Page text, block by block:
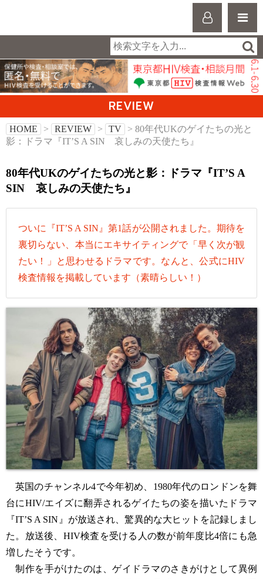
REVIEW
HOME > REVIEW > TV
> 80年代UKのゲイたちの光と
影：ドラマ『IT’S A SIN 哀しみの天使たち』
80年代UKのゲイたちの光と影：ドラマ『IT’S A
SIN 哀しみの天使たち』
ついに『IT’S A SIN』第1話が公開されました。期待を
裏切らない、本当にエキサイティングで「早く次が観
たい！」と思わせるドラマです。なんと、公式にHIV
検査情報を掲載しています（素晴らしい！）
英国のチャンネル4で今年初め、1980年代のロンドンを舞
台にHIV/エイズに翻弄されるゲイたちの姿を描いたドラマ
『IT’S A SIN』が放送され、驚異的な大ヒットを記録しまし
た。放送後、HIV検査を受ける人の数が前年度比4倍にも急
増したそうです。
制作を手がけたのは、ゲイドラマのさきがけとして異例